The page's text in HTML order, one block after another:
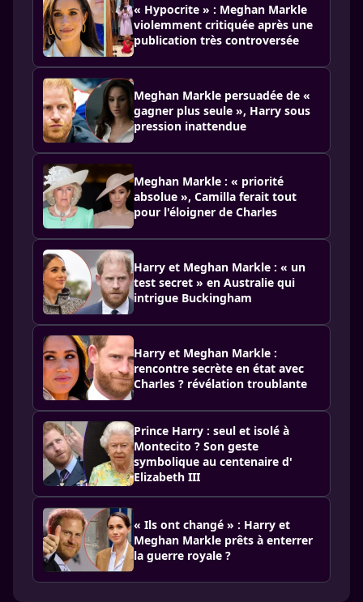
« Hypocrite » : Meghan Markle
violemment critiquée après une
publication très controversée
Meghan Markle persuadée de «
gagner plus seule », Harry sous
pression inattendue
Meghan Markle : « priorité
absolue », Camilla ferait tout
pour l'éloigner de Charles
Harry et Meghan Markle : « un
test secret » en Australie qui
intrigue Buckingham
Harry et Meghan Markle :
rencontre secrète en état avec
Charles ? révélation troublante
Prince Harry : seul et isolé à
Montecito ? Son geste
symbolique au centenaire d'
Elizabeth III
« Ils ont changé » : Harry et
Meghan Markle prêts à enterrer
la guerre royale ?